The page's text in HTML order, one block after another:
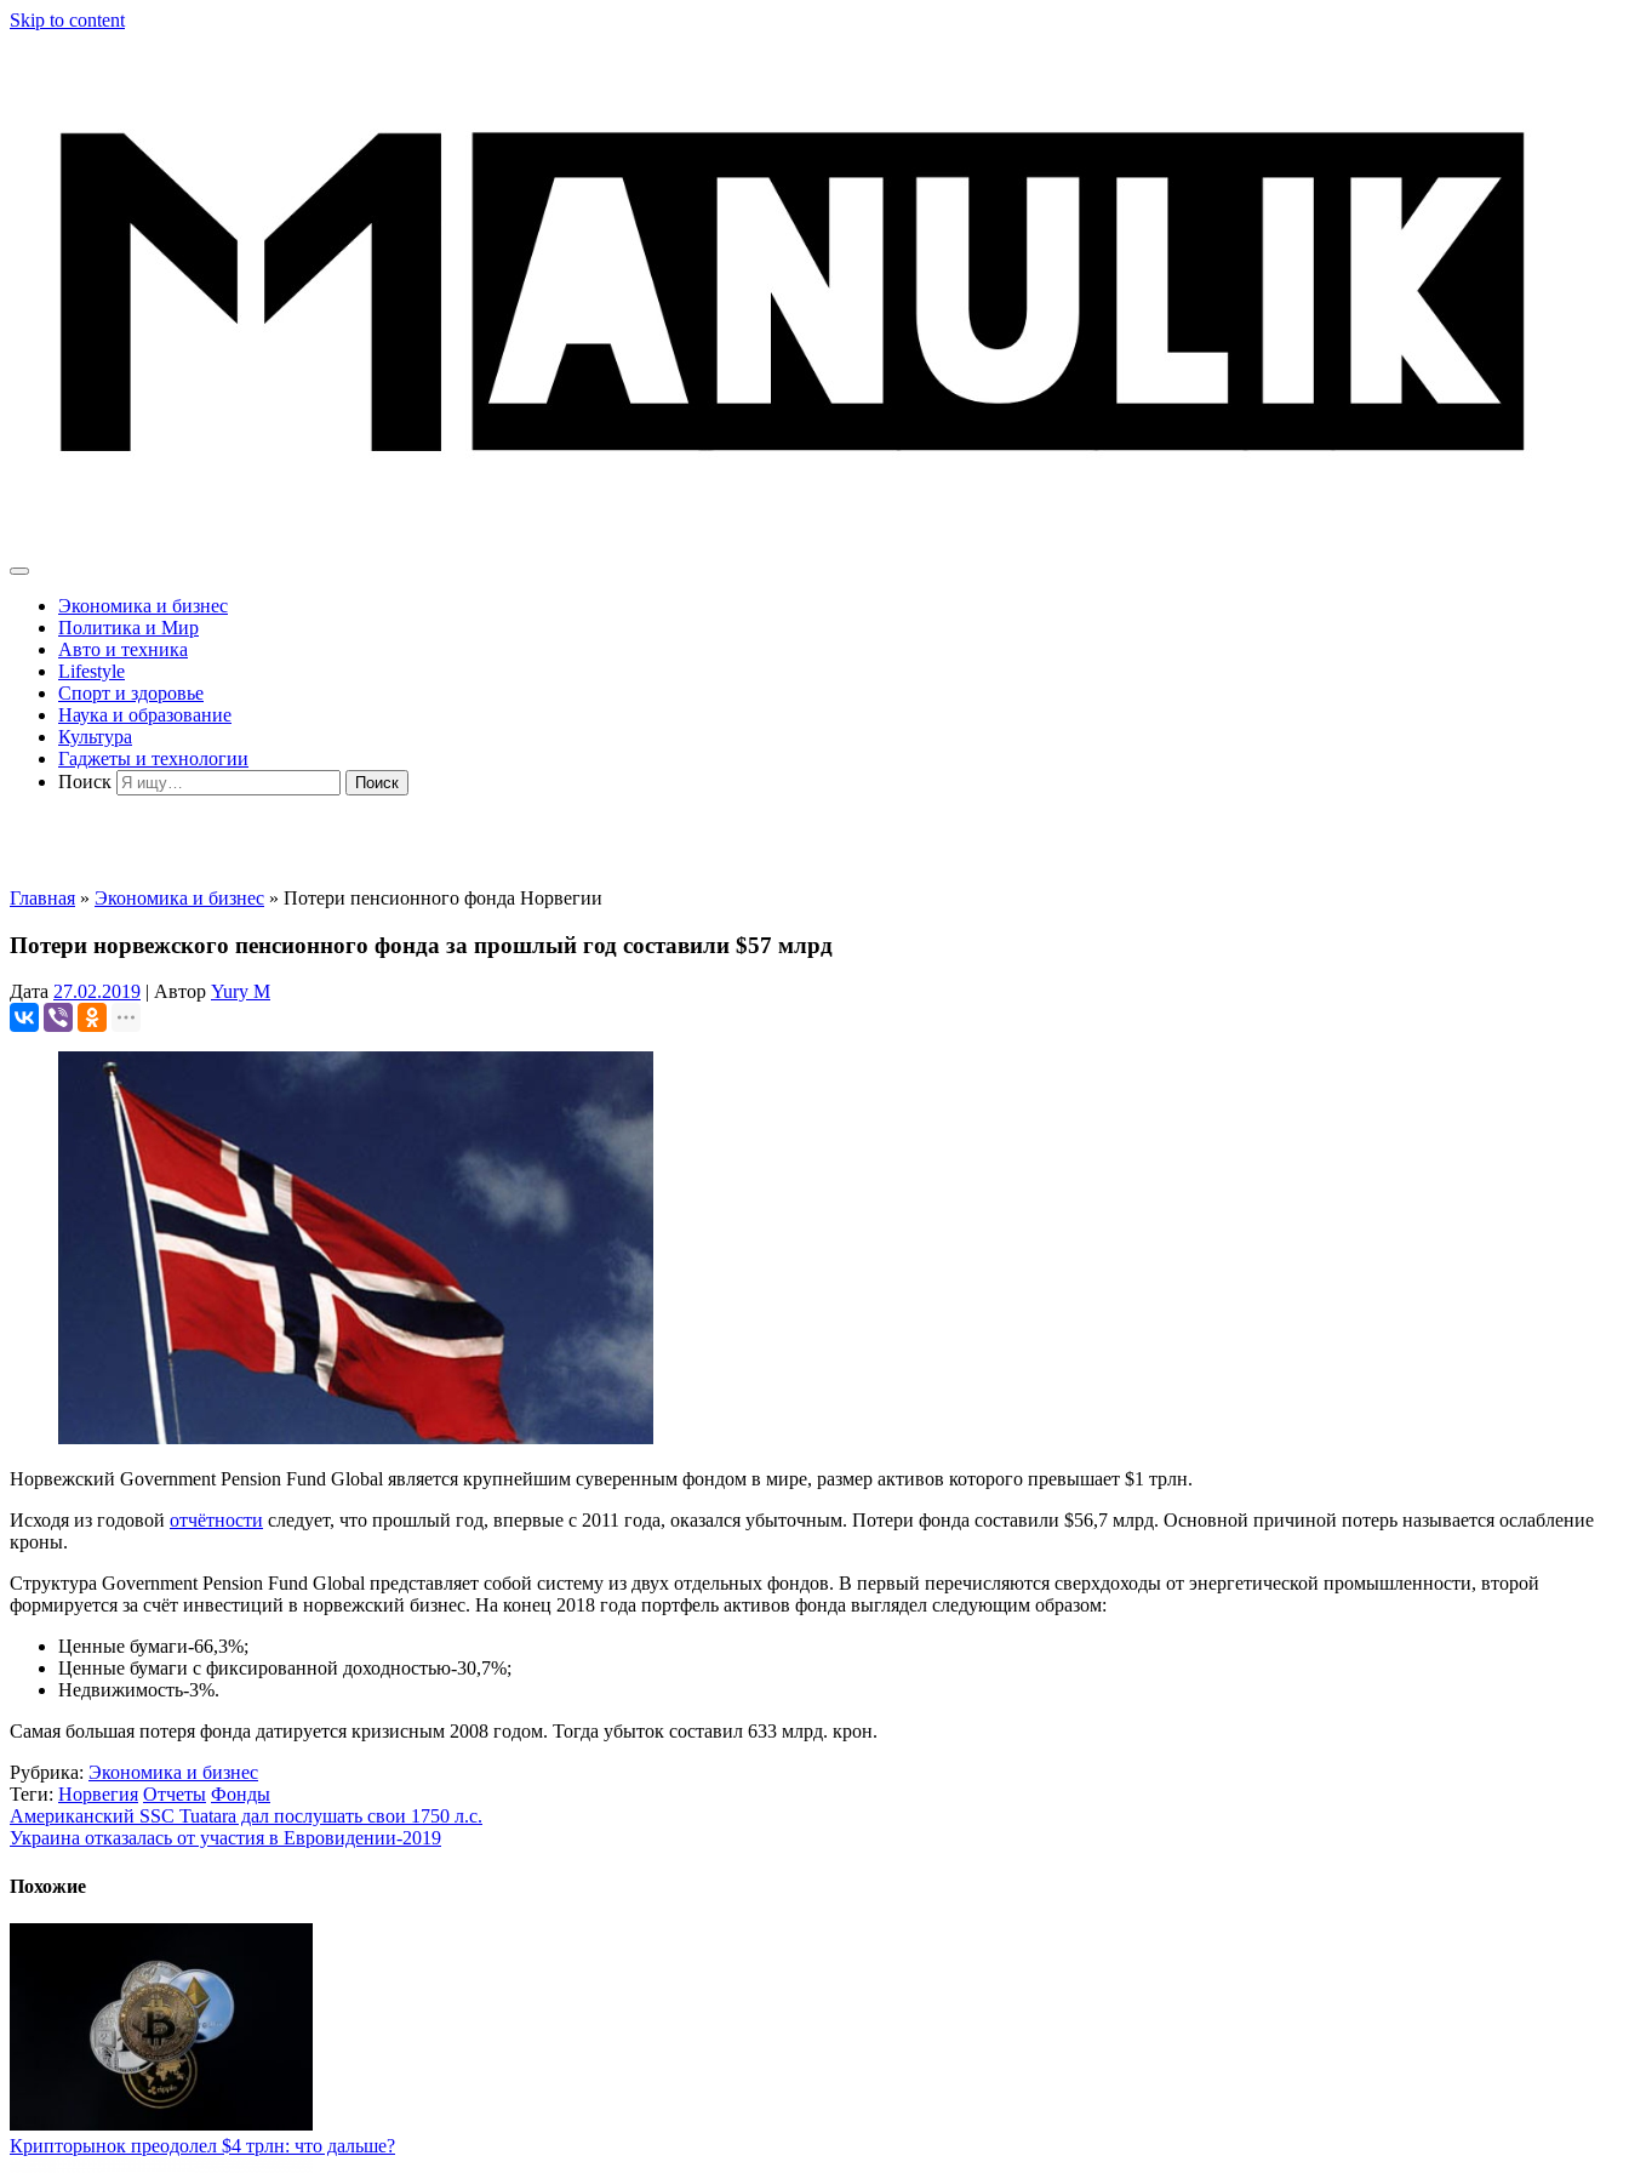
Skip to content
Экономика и бизнес
Политика и Мир
Авто и техника
Lifestyle
Спорт и здоровье
Наука и образование
Культура
Гаджеты и технологии
Поиск
Главная » Экономика и бизнес » Потери пенсионного фонда Норвегии
Потери норвежского пенсионного фонда за прошлый год составили $57 млрд
Дата 27.02.2019 | Автор Yury M
Норвежский Government Pension Fund Global является крупнейшим суверенным фондом в мире, размер активов которого превышает $1 трлн.
Исходя из годовой отчётности следует, что прошлый год, впервые с 2011 года, оказался убыточным. Потери фонда составили $56,7 млрд. Основной причиной потерь называется ослабление
кроны.
Структура Government Pension Fund Global представляет собой систему из двух отдельных фондов. В первый перечисляются сверхдоходы от энергетической промышленности, второй
формируется за счёт инвестиций в норвежский бизнес. На конец 2018 года портфель активов фонда выглядел следующим образом:
Ценные бумаги-66,3%;
Ценные бумаги с фиксированной доходностью-30,7%;
Недвижимость-3%.
Самая большая потеря фонда датируется кризисным 2008 годом. Тогда убыток составил 633 млрд. крон.
Рубрика: Экономика и бизнес
Теги: Норвегия Отчеты Фонды
Американский SSC Tuatara дал послушать свои 1750 л.с.
Украина отказалась от участия в Евровидении-2019
Похожие
Крипторынок преодолел $4 трлн: что дальше?